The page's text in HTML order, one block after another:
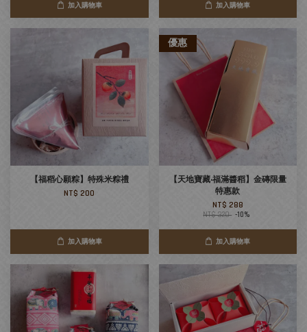
加入購物車 加入購物車
【福稻心願粽】特殊米粽禮
NT$ 200
加入購物車
優惠
【天地寶藏‧福滿醬稻】金磚限量
特惠款
NT$ 288
NT$ 320 -10%
加入購物車